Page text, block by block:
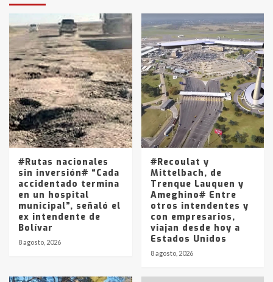
3
en la mañana del lunes
4
Accidente en Ruta 5: falleció un
joven de Trenque Lauquen
5
Los precios de los combustibles en
La Pampa, desde YPF hasta Axion
entre 857 a 1338 pesos
#Rutas nacionales
sin inversión# “Cada
accidentado termina
en un hospital
municipal”, señaló el
ex intendente de
Bolívar
8 agosto, 2026
#Recoulat y
Mittelbach, de
Trenque Lauquen y
Ameghino# Entre
otros intendentes y
con empresarios,
viajan desde hoy a
Estados Unidos
8 agosto, 2026